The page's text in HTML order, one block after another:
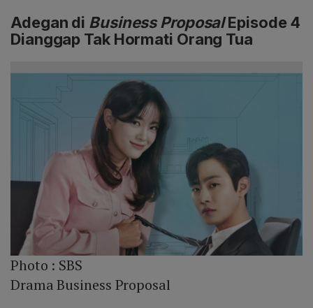
Adegan di Business ProposalEpisode 4
Dianggap Tak Hormati Orang Tua
Photo : SBS
Drama Business Proposal